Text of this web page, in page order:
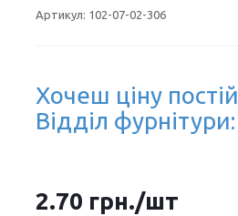
Артикул: 102-07-02-306
Хочеш ціну
Відділ
2.70 грн./шт